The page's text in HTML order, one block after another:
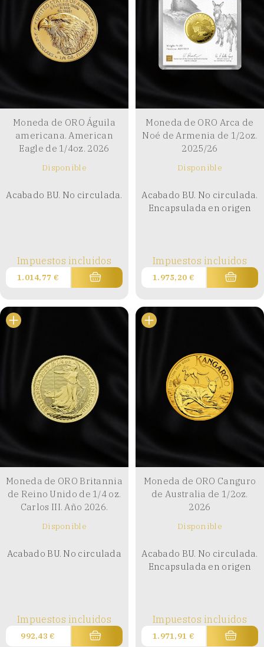
Moneda de ORO Águila
americana. American
Eagle de 1/4oz. 2026
Disponible
Acabado BU. No circulada.
Impuestos incluidos
1.014,77 €
Moneda de ORO Arca de
Noé de Armenia de 1/2oz.
2025/26
Disponible
Acabado BU. No circulada.
Encapsulada en origen
Impuestos incluidos
1.975,20 €
Moneda de ORO Britannia
de Reino Unido de 1/4 oz.
Carlos III. Año 2026.
Disponible
Acabado BU. No circulada
Impuestos incluidos
992,43 €
Moneda de ORO Canguro
de Australia de 1/2oz.
2026
Disponible
Acabado BU. No circulada.
Encapsulada en origen
Impuestos incluidos
1.971,91 €